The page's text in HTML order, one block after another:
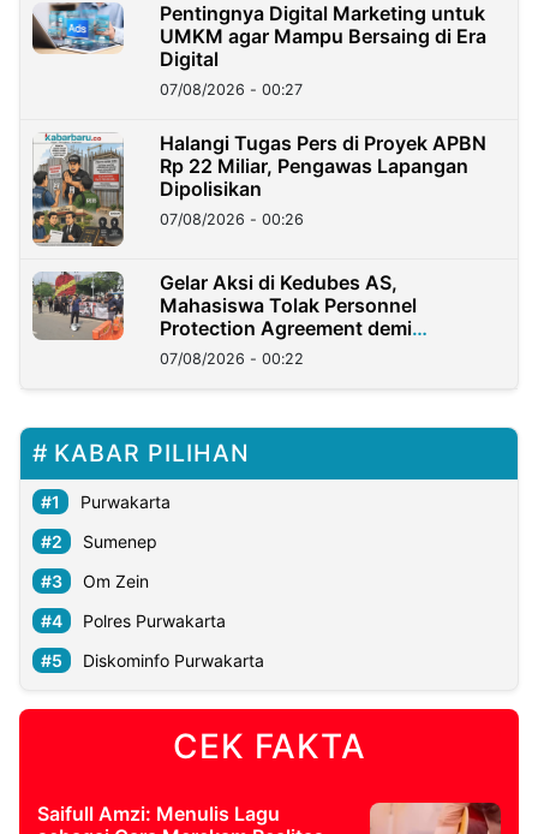
Pentingnya Digital Marketing untuk
UMKM agar Mampu Bersaing di Era
Digital
07/08/2026 - 00:27
Halangi Tugas Pers di Proyek APBN
Rp 22 Miliar, Pengawas Lapangan
Dipolisikan
07/08/2026 - 00:26
Gelar Aksi di Kedubes AS,
Mahasiswa Tolak Personnel
Protection Agreement demi
Kedaulatan Negara
07/08/2026 - 00:22
KABAR PILIHAN
Purwakarta
Sumenep
Om Zein
Polres Purwakarta
Diskominfo Purwakarta
CEK FAKTA
Saifull Amzi: Menulis Lagu